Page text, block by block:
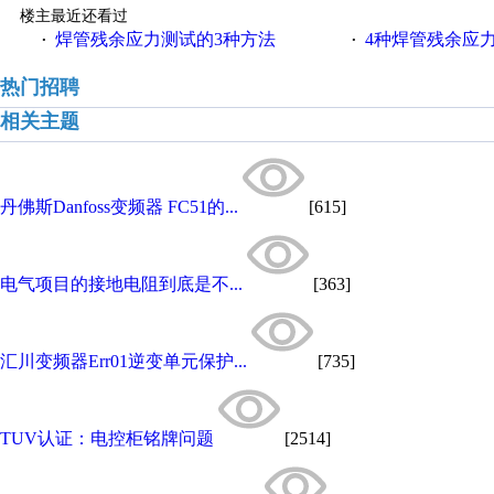
楼主最近还看过
· 焊管残余应力测试的3种方法 · 4种焊管残余应
热门招聘
相关主题
丹佛斯Danfoss变频器 FC51的... [615]
电气项目的接地电阻到底是不... [363]
汇川变频器Err01逆变单元保护... [735]
TUV认证：电控柜铭牌问题 [2514]